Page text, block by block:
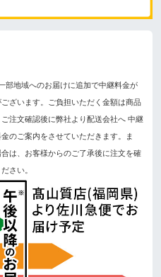
部地域へのお届けに追加で中継料金が
ざいます。ご負担いただく金額は商品
注文確認後に弊社より配送会社へ 中継
のご案内をさせていただきます。ま
は、お客様からのご了承後に注文を確
さい。